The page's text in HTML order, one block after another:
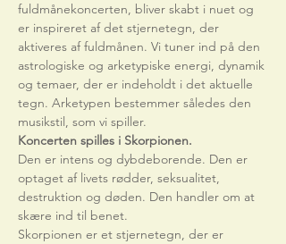
fuldmånekoncerten, bliver skabt i nuet og
er inspireret af det stjernetegn, der
aktiveres af fuldmånen. Vi tuner ind på den
astrologiske og arketypiske energi, dynamik
og temaer, der er indeholdt i det aktuelle
tegn. Arketypen bestemmer således den
musikstil, som vi spiller.
Koncerten spilles i Skorpionen.
Den er intens og dybdeborende. Den er
optaget af livets rødder, seksualitet,
destruktion og døden. Den handler om at
skære ind til benet.
Skorpionen er et stjernetegn, der er